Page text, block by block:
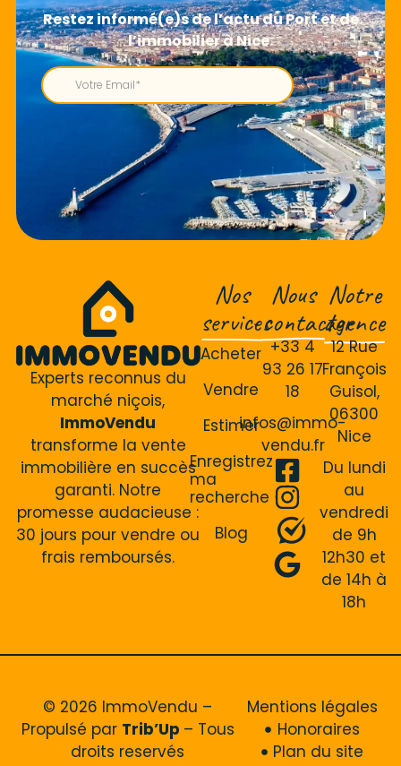
Experts reconnus du
marché niçois,
ImmoVendu
transforme la vente
immobilière en succès
garanti. Notre
promesse audacieuse :
30 jours pour vendre ou
frais remboursés.
Nos
services
Acheter
Vendre
Estimer
Enregistrez
ma
recherche
Blog
Nous
contacter
+33 4
93 26 17
18
infos@immo-
vendu.fr
Notre
agence
12 Rue
François
Guisol,
06300
Nice
Du lundi
au
vendredi
de 9h
12h30 et
de 14h à
18h
© 2026 ImmoVendu –
Propulsé par Trib’Up – Tous
droits reservés
Mentions légales
Honoraires
Plan du site